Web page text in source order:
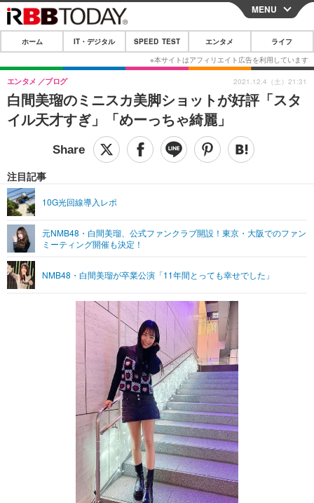
CLOSE
ホーム
IT・デジタル
IT・デジタルTOP スマートフォン
ネタ
ショッピング その他
SPEED TEST
エンタメTOP 映画・ドラマ
グラビア
ショッピング その他
ライフTOP
その他
リリース一覧
プッシュ通知の停止方法
MENU
ホーム IT・デジタル SPEED TEST エンタメ ライフ
白間美瑠のミニスカ美脚ショットが好評「スタ
イル天才すぎ」「めーっちゃ綺麗」
エンタメ ブログ
注目記事
10G光回線導入レポ
元NMB48・白間美瑠、公式ファンクラブ開設！東京・大阪でのファン
ミーティング開催も決定！
NMB48・白間美瑠が卒業公演「11年間とっても幸せでした」
2021.12.4（土）21:31